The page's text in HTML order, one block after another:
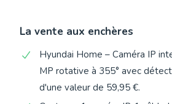
La vente aux enchères
Hyundai Home – Caméra IP
MP rotative à 355° avec
d'une valeur de 59,95 €.